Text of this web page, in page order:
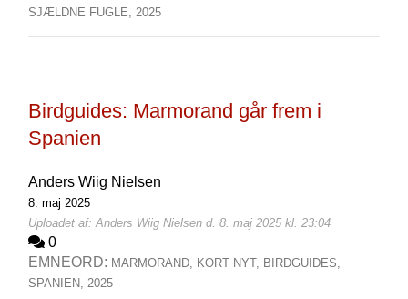
SJÆLDNE FUGLE, 2025
Birdguides: Marmorand går frem i
Spanien
Anders Wiig Nielsen
8. maj 2025
Uploadet af: Anders Wiig Nielsen d. 8. maj 2025 kl. 23:04
0
EMNEORD: MARMORAND, KORT NYT, BIRDGUIDES,
SPANIEN, 2025